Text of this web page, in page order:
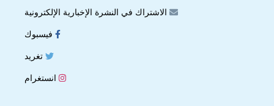
الاشتراك في النشرة الإخبارية الإلكترونية
فيسبوك
تغريد
انستغرام